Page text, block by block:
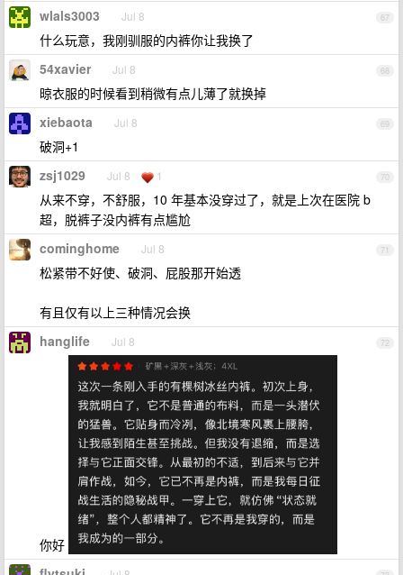
67
wlals3003 Jul 8
什么玩意，我刚驯服的内裤你让我换了
68
54xavier Jul 8
晾衣服的时候看到稍微有点儿薄了就换掉
69
xiebaota Jul 8
破洞+1
70
zsj1029 Jul 8 1
从来不穿，不舒服，10 年基本没穿过了，就是上次在医院 b
超，脱裤子没内裤有点尴尬
71
cominghome Jul 8
松紧带不好使、破洞、屁股那开始透
有且仅有以上三种情况会换
72
hanglife Jul 8
你好